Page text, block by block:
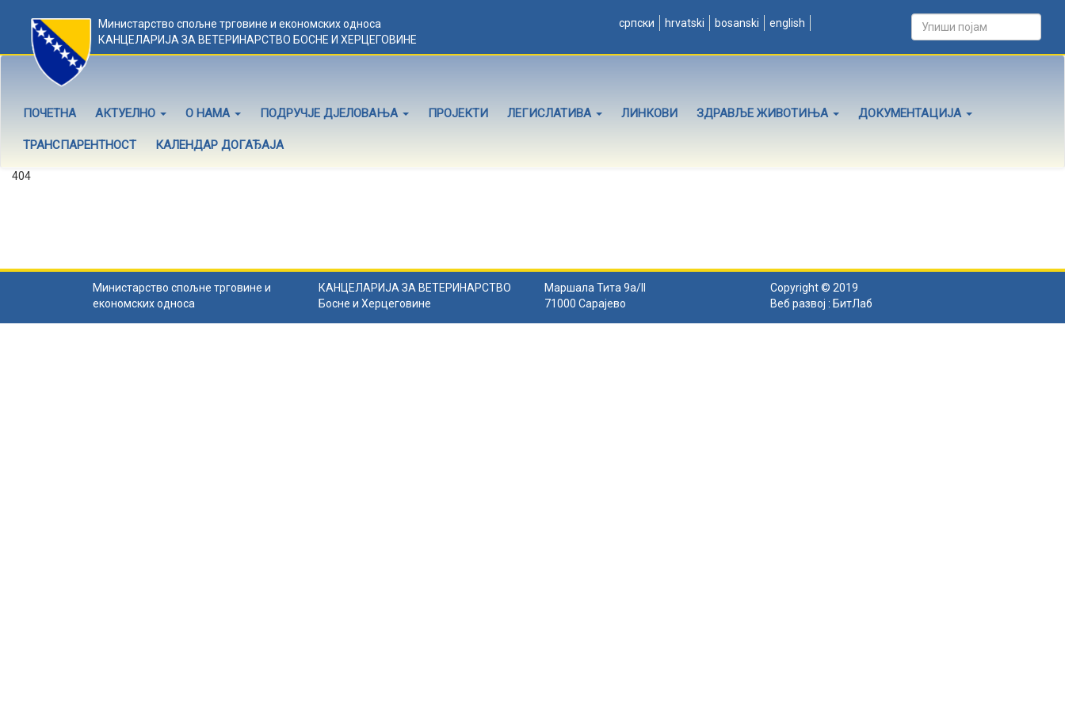
Министарство спољне трговине и економских односа
КАНЦЕЛАРИЈА ЗА ВЕТЕРИНАРСТВО БОСНЕ И ХЕРЦЕГОВИНЕ
српски hrvatski bosanski english
ПОЧЕТНА АКТУЕЛНО О НАМА ПОДРУЧЈЕ ДЈЕЛОВАЊА ПРОЈЕКТИ ЛЕГИСЛАТИВА ЛИНКОВИ ЗДРАВЉЕ ЖИВОТИЊА ДОКУМЕНТАЦИЈА
ТРАНСПАРЕНТНОСТ КАЛЕНДАР ДОГАЂАЈА
404
Министарство спољне трговине и
економских односа
КАНЦЕЛАРИЈА ЗА ВЕТЕРИНАРСТВО
Босне и Херцеговине
Маршала Тита 9а/II
71000 Сарајево
Copyright © 2019
Веб развој : БитЛаб